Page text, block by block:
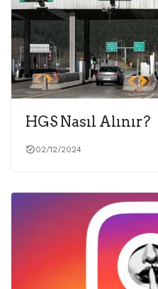
HGS Nasıl Alınır?
02/12/2024